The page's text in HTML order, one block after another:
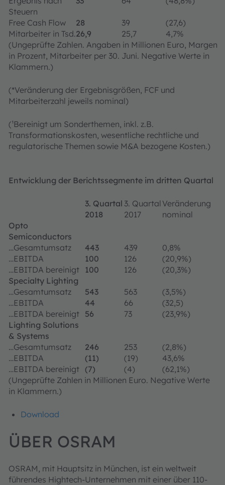
Steuern
Free Cash Flow 28 39
(27,6)
Mitarbeiter in Tsd.26,9 25,7
4,7%
(Ungeprüfte Zahlen. Angaben in Millionen Euro, Margen
in Prozent, Mitarbeiter per 30. Juni. Negative Werte in
Klammern.)
(*Veränderung der Ergebnisgrößen, FCF und
Mitarbeiterzahl jeweils nominal)
(¹Bereinigt um Sonderthemen, inkl. z.B.
Transformationskosten, wesentliche rechtliche und
regulatorische Themen sowie M&A bezogene Kosten.)
Entwicklung der Berichtssegmente im dritten Quartal
3. Quartal
2018
3. Quartal
2017
Veränderung
nominal
Opto
Semiconductors
…Gesamtumsatz
443 439
0,8%
…EBITDA
100 126
(20,9%)
…EBITDA bereinigt 100 126
(20,3%)
Specialty Lighting
…Gesamtumsatz
543 563
(3,5%)
…EBITDA
44 66
(32,5)
…EBITDA bereinigt 56 73
(23,9%)
Lighting Solutions
& Systems
…Gesamtumsatz
246 253
(2,8%)
…EBITDA
(11) (19)
43,6%
…EBITDA bereinigt (7) (4)
(62,1%)
(Ungeprüfte Zahlen in Millionen Euro. Negative Werte
in Klammern.)
Download
ÜBER OSRAM
OSRAM, mit Hauptsitz in München, ist ein weltweit
führendes Hightech-Unternehmen mit einer über 110-